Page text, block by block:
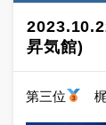
昇気館)
第三位 梶